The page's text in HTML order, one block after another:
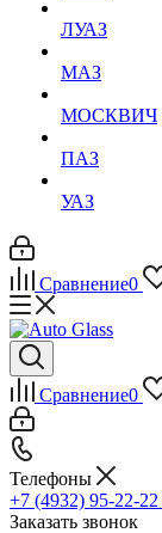
ЛУАЗ
МАЗ
МОСКВИЧ
ПАЗ
УАЗ
Сравнение0
Сравнение0
Телефоны
+7 (4932) 95-22-22
Заказать звонок